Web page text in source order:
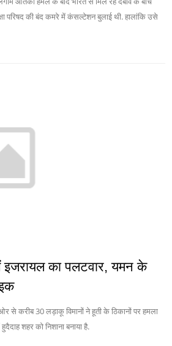
परिषद की बंद कमरे में कंसल्टेशन बुलाई थी. हालांकि उसे
इजरायल का पलटवार, यमन के
करीब 30 लड़ाकू विमानों ने हूती के ठिकानों पर हमला
शहर को निशाना बनाया है.